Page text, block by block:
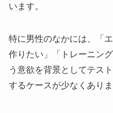
います。
特に男性のなかには、「
作りたい」「トレーニン
う意欲を背景としてテス
するケースが少なくありま